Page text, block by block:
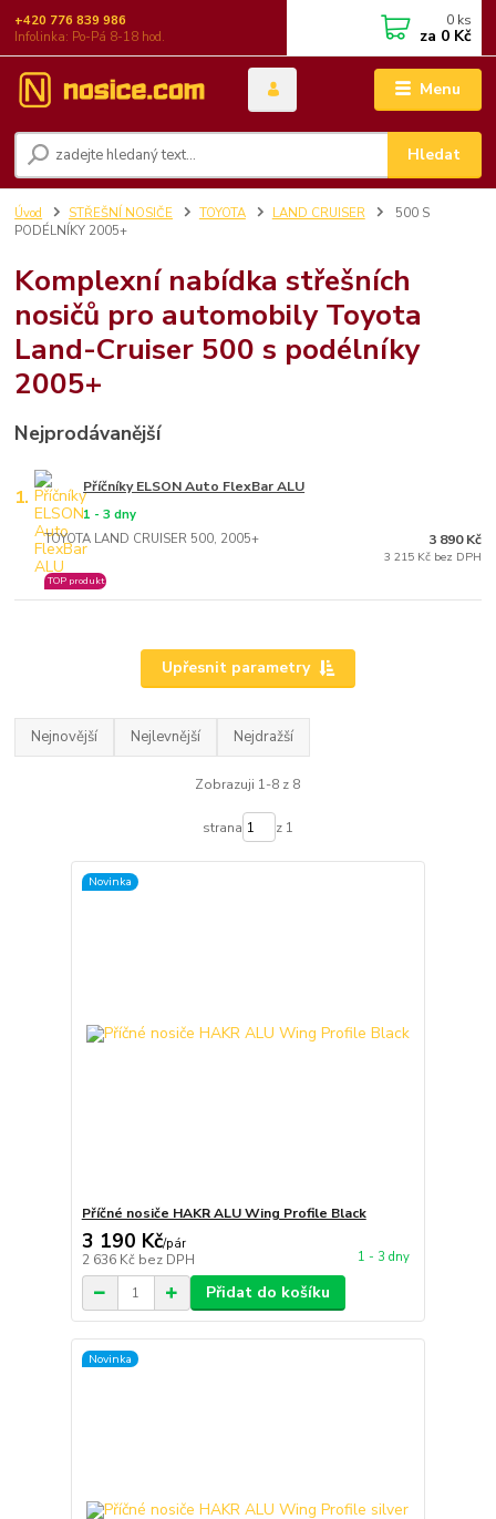
Menu
Hledat
+420 776 839 986
Infolinka: Po-Pá 8-18 hod.
0 ks
za 0 Kč
Úvod STŘEŠNÍ NOSIČE TOYOTA LAND CRUISER
500 S
PODÉLNÍKY 2005+
Komplexní nabídka střešních
nosičů pro automobily Toyota
Land-Cruiser 500 s podélníky
2005+
Nejprodávanější
1. Příčníky ELSON Auto FlexBar ALU
TOYOTA LAND CRUISER 500, 2005+
1 - 3 dny
TOP produkt
3 890 Kč
3 215 Kč bez DPH
Upřesnit parametry
Nejnovější Nejlevnější Nejdražší
Zobrazuji 1-8 z 8
strana z 1
Novinka
Příčné nosiče HAKR ALU Wing Profile Black
3 190 Kč/pár
2 636 Kč bez DPH 1 - 3 dny
Přidat do košíku
Novinka